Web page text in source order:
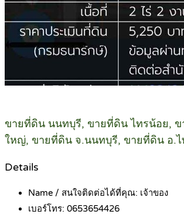
ขายที่ดิน นนทบุรี, ขายที่ดิน ไทรน้อย,
ใหญ่, ขายที่ดิน จ.นนทบุรี, ขายที่ดิน อ.ไ
Details
Name / สนใจติดต่อได้ที่คุณ: เจ้าของ
เบอร์โทร: 0653654426